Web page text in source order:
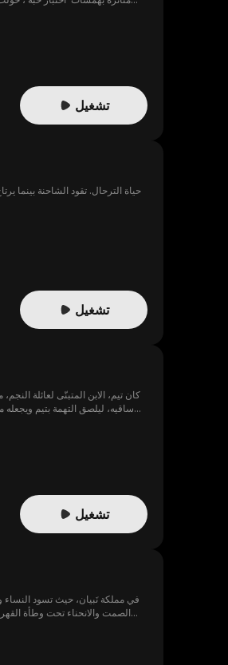
تشغيل
حياة الترحال. تقود الشاحنة بينما
تشغيل
كان تيم، الابن المتبنّى لعائلة
تشغيل
في مملكة نَبيان، حيث تسود
الصمت والانحناء تحت وطأة